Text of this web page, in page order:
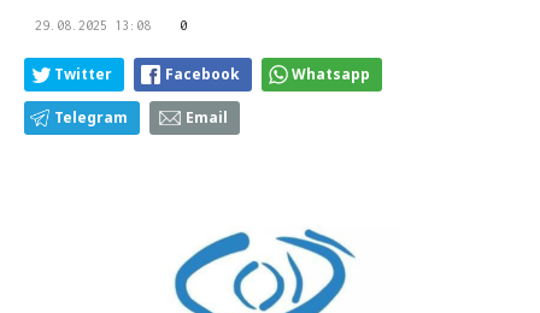
29.08.2025 13:08 0
Twitter Facebook Whatsapp
Telegram Email